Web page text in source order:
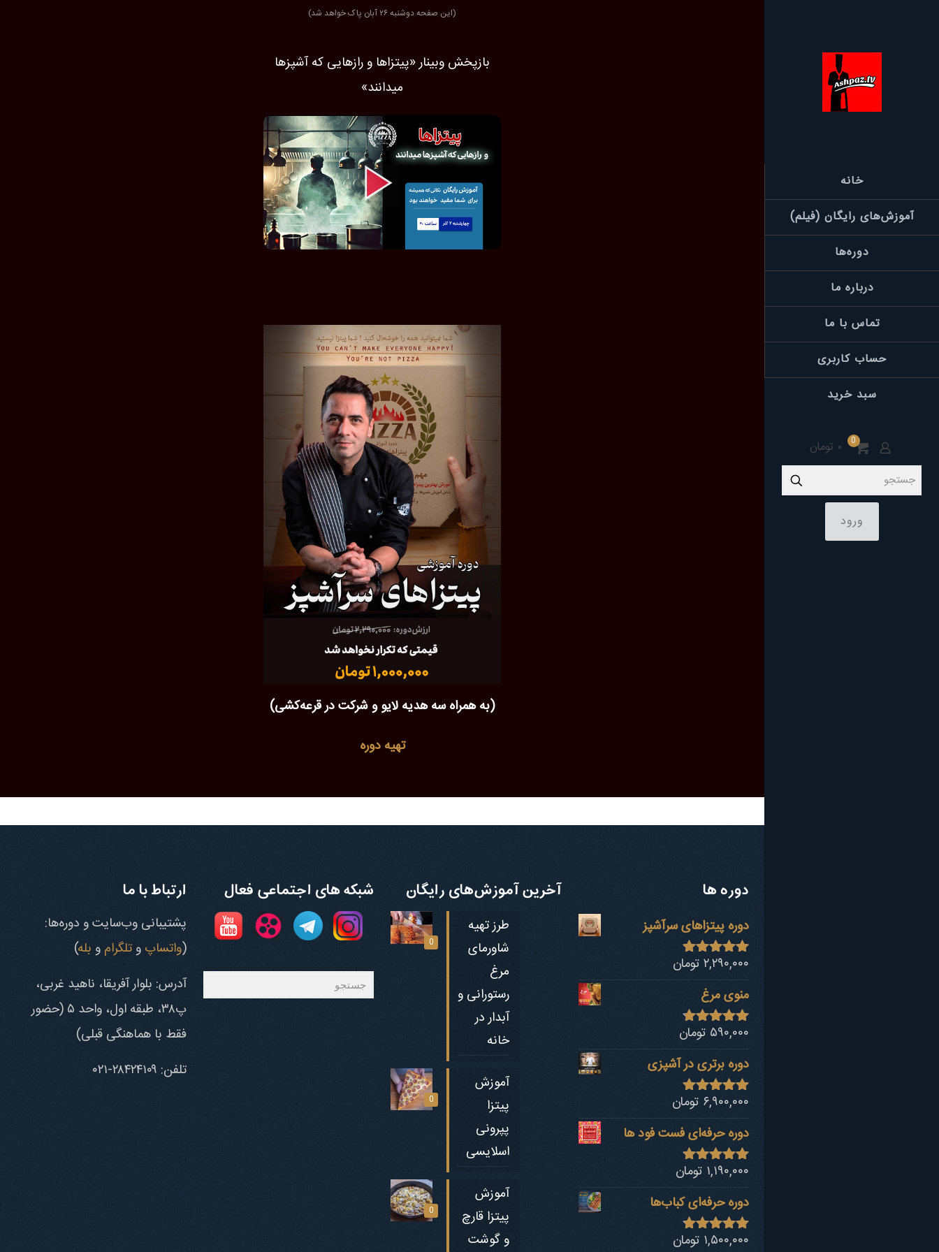
خانه
آموزش‌های رایگان (فیلم)
دوره‌ها
درباره ما
تماس با ما
حساب کاربری
سبد خرید
0 ۰ تومان
ورود
(این صفحه دوشنبه ۲۶ آبان پاک خواهد شد)
بازپخش وبینار «پیتزاها و رازهایی که آشپزها
میدانند»
(به همراه سه هدیه لایو و شرکت در قرعه‌کشی)
تهیه دوره
دوره ها
دوره پیتزاهای سرآشپز
نمره4.94
از 5
۲,۲۹۰,۰۰۰ تومان
منوی مرغ
نمره4.68
از 5
۵۹۰,۰۰۰ تومان
دوره برتری در آشپزی
نمره4.92
از 5
۶,۹۰۰,۰۰۰ تومان
دوره حرفه‌ای فست فود ها
نمره4.80
از 5
۱,۱۹۰,۰۰۰ تومان
دوره حرفه‌ای کباب‎‌ها
نمره4.73
۱,۵۰۰,۰۰۰ تومان
آخرین آموزش‌های رایگان
0
طرز تهیه
شاورمای
مرغ
رستورانی و
آبدار در
خانه
0
آموزش
پیتزا
پپرونی
اسلایسی
0
آموزش
پیتزا قارچ
و گوشت
شبکه های اجتماعی فعال
جستجو
ارتباط با ما
پشتیبانی وب‌سایت و دوره‌ها:
(واتساپ وتلگرام و بله)
آدرس: بلوار آفریقا، ناهید غربی،
پ۳۸، طبقه اول، واحد ۵ (حضور
فقط با هماهنگی قبلی)
تلفن: ۲۸۴۲۴۱۰۹-۰۲۱